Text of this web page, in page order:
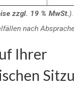
zzgl. 19 % MwSt.
nach
Ihrer